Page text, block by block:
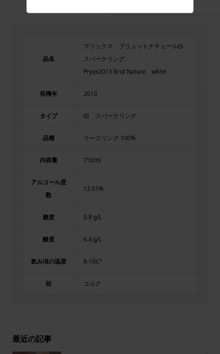
品名
プリックス ブリュットナチュール白
スパークリング
Pryxx2013 Brut Nature white
収穫年 2013
タイプ 白 スパークリング
品種 リースリング 100%
内容量 750ml
アルコール度
数
12.51%
糖度 0.9 g/L
酸度 6.4 g/L
飲み頃の温度 8-10C°
栓 コルク
最近の記事